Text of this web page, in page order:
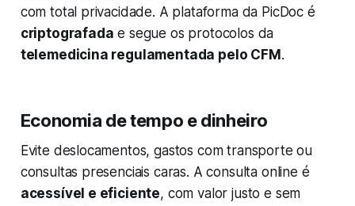
com total privacidade. A plataforma da PicDoc é
criptografada e segue os protocolos da
telemedicina regulamentada pelo CFM .
Economia de tempo e dinheiro
Evite deslocamentos, gastos com transporte ou
consultas presenciais caras. A consulta online é
acessível e eficiente, com valor justo e sem